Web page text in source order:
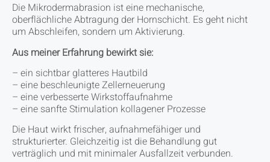
Die Mikrodermabrasion ist eine mechanische,
oberflächliche Abtragung der Hornschicht. Es geht nicht
um Abschleifen, sondern um Aktivierung.
Aus meiner Erfahrung bewirkt sie:
– ein sichtbar glatteres Hautbild
– eine beschleunigte Zellerneuerung
– eine verbesserte Wirkstoffaufnahme
– eine sanfte Stimulation kollagener Prozesse
Die Haut wirkt frischer, aufnahmefähiger und
strukturierter. Gleichzeitig ist die Behandlung gut
verträglich und mit minimaler Ausfallzeit verbunden.